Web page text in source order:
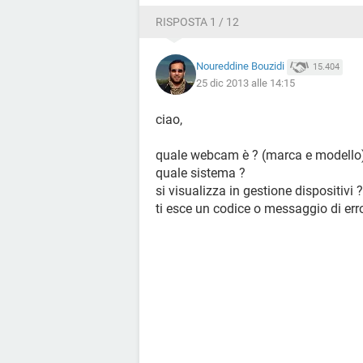
RISPOSTA 1 / 12
Noureddine Bouzidi 15.404
25 dic 2013 alle 14:15
ciao,
quale webcam è ? (marca e
quale sistema ?
si visualizza in gestione dispositivi ?
ti esce un codice o messaggio di